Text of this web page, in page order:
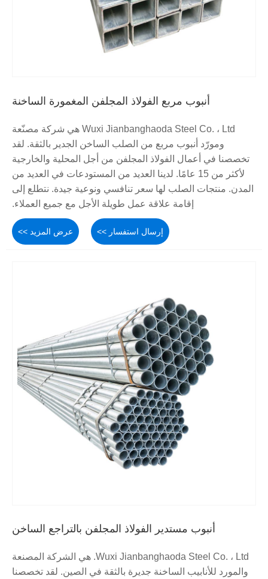
أنبوب مربع الفولاذ المجلفن المغمورة الساخنة
Wuxi Jianbanghaoda Steel Co. ، Ltd هي شركة مصنّعة
ومورّد أنبوب مربع من الصلب الساخن الجدير بالثقة. لقد
تخصصنا في أعمال الفولاذ المجلفن من أجل المحلية والخارجية
لأكثر من 15 عامًا. لدينا العديد من المستودعات في العديد من
المدن. منتجات الصلب لها سعر تنافسي ونوعية جيدة. نتطلع إلى
إقامة علاقة عمل طويلة الأجل مع جميع العملاء.
عرض المزيد >> إرسال استفسار >>
أنبوب مستدير الفولاذ المجلفن بالتراجع الساخن
Wuxi Jianbanghaoda Steel Co. ، Ltd. هي الشركة المصنعة
والمورد للأنابيب الساخنة جديرة بالثقة في الصين. لقد تخصصنا